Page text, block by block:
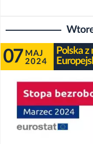
07 MAJ
2024
Polska